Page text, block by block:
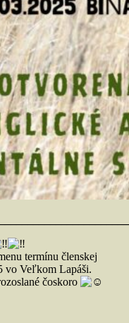
termínu členskej
vo Veľkom Lapáši.
čoskoro